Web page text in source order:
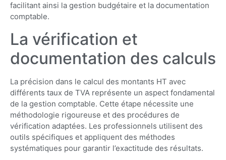
facilitant ainsi la gestion budgétaire et la documentation
comptable.
La vérification et
documentation des calculs
La précision dans le calcul des montants HT avec
différents taux de TVA représente un aspect fondamental
de la gestion comptable. Cette étape nécessite une
méthodologie rigoureuse et des procédures de
vérification adaptées. Les professionnels utilisent des
outils spécifiques et appliquent des méthodes
systématiques pour garantir l’exactitude des résultats.